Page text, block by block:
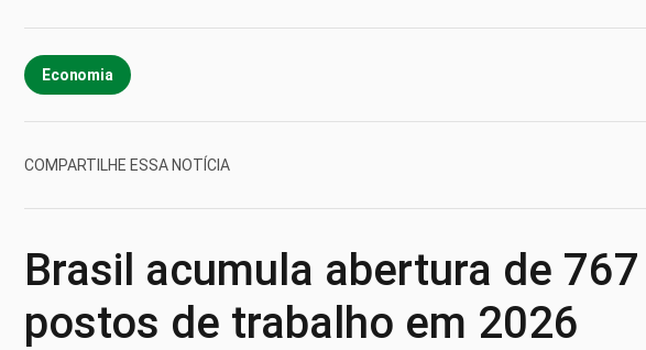
Economia
COMPARTILHE ESSA NOTÍCIA
Brasil acumula abertura de
postos de trabalho em 2026